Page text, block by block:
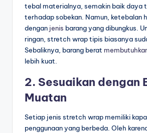
tebal materialnya, semakin baik daya
terhadap sobekan. Namun, ketebalan
dengan jenis barang yang dibungkus.
ringan, stretch wrap tipis biasanya
Sebaliknya, barang berat
lebih kuat.
2. Sesuaikan dengan
Muatan
Setiap jenis stretch wrap memiliki
penggunaan yang berbeda. Oleh